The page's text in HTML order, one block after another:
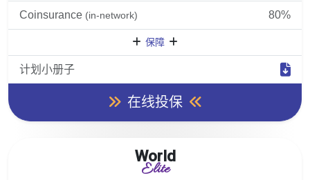
Coinsurance (in-network) 80%
保障
计划小册子
在线投保
World
Elite